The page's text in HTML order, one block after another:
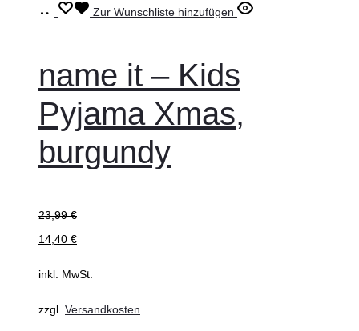
Ausführung
Dieses
mehrere
Varianten
auf.
Die
Produktseite
Zur Wunschliste hinzufügen
name it – Kids
Pyjama Xmas,
burgundy
23,99€
14,40 €
inkl. MwSt.
zzgl. Versandkosten